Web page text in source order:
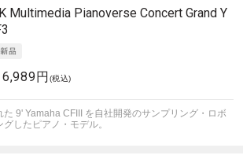
Multimedia Pianoverse Concert Grand Y
円 (税込)
9' Yamaha CFIII を自社開発のサンプリング・ロボ
したピアノ・モデル。